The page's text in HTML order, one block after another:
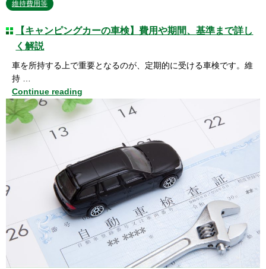
維持費用等
【キャンピングカーの車検】費用や期間、基準まで詳し
く解説
車を所持する上で重要となるのが、定期的に受ける車検です。維
持 …
Continue reading